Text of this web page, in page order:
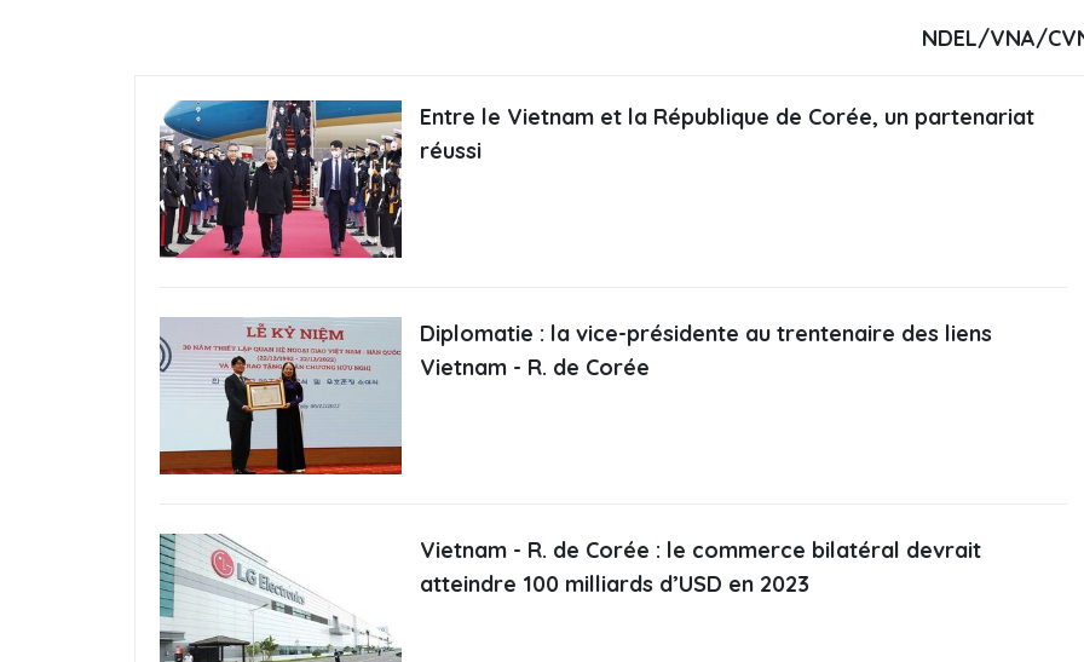
NDEL/VNA/
Entre le Vietnam et la République de Corée, un partenariat
réussi
Diplomatie : la vice-présidente au trentenaire des liens
Vietnam - R. de Corée
Vietnam - R. de Corée : le commerce bilatéral devrait
atteindre 100 milliards d’USD en 2023